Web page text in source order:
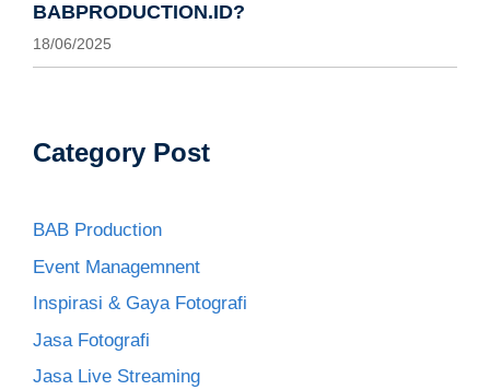
BABPRODUCTION.ID?
18/06/2025
Category Post
BAB Production
Event Managemnent
Inspirasi & Gaya Fotografi
Jasa Fotografi
Jasa Live Streaming